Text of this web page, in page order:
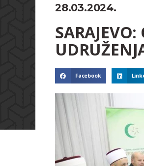
28.03.2024.
Facebook